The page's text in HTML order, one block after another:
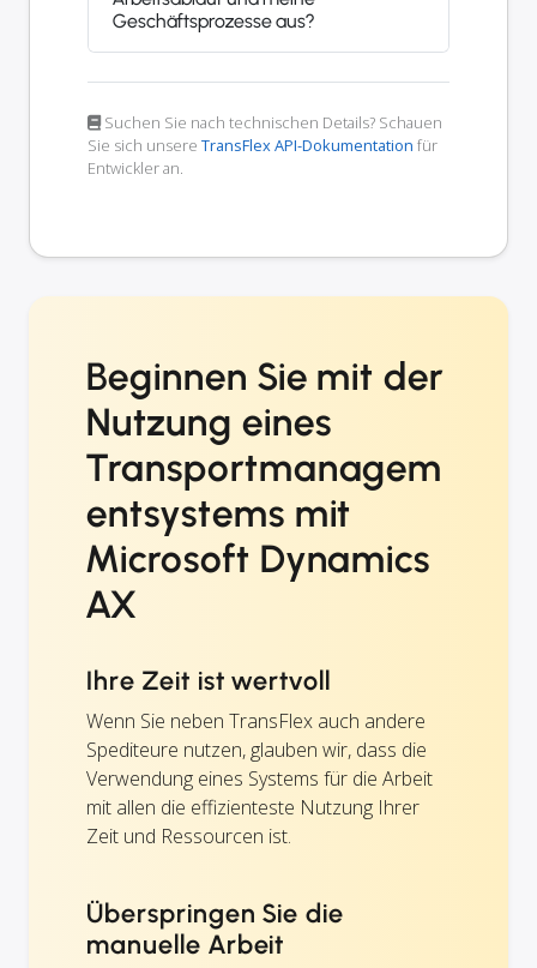
Geschäftsprozesse aus?
Suchen Sie nach technischen Details? Schauen
Sie sich unsere TransFlex API-Dokumentation für
Entwickler an.
Beginnen Sie mit der
Nutzung eines
Transportmanagem
entsystems mit
Microsoft Dynamics
AX
Ihre Zeit ist wertvoll
Wenn Sie neben TransFlex auch andere
Spediteure nutzen, glauben wir, dass die
Verwendung eines Systems für die Arbeit
mit allen die effizienteste Nutzung Ihrer
Zeit und Ressourcen ist.
Überspringen Sie die
manuelle Arbeit